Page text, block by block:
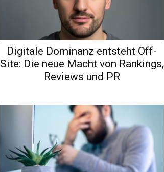
Digitale Dominanz entsteht Off-
Site: Die neue Macht von Rankings,
Reviews und PR